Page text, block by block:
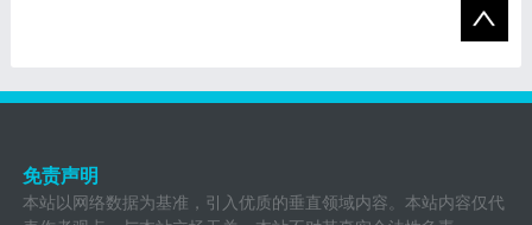
免责声明
本站以网络数据为基准，引入优质的垂直领域内容。本站内容仅代